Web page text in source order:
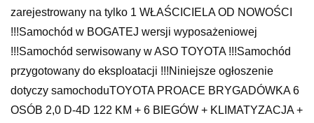
zarejestrowany na tylko 1 WŁAŚCICIELA OD NOWOŚCI
!!!Samochód w BOGATEJ wersji wyposażeniowej
!!!Samochód serwisowany w ASO TOYOTA !!!Samochód
przygotowany do eksploatacji !!!Niniejsze ogłoszenie
dotyczy samochoduTOYOTA PROACE BRYGADÓWKA 6
OSÓB 2,0 D-4D 122 KM + 6 BIEGÓW + KLIMATYZACJA +